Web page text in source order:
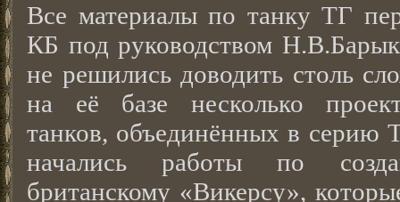
Все материалы по танку ТГ
КБ под руководством
не решились доводить столь
на её базе несколько
танков, объединённых в серию
начались работы по
британскому «Викерсу»,